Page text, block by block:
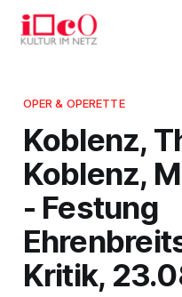
OPER & OPERETTE
Koblenz,
Koblenz,
- Festung
Kritik,